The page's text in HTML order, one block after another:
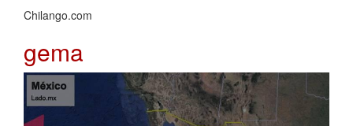
Chilango.com
gema